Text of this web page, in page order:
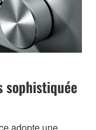
sophistiquée
adopte une